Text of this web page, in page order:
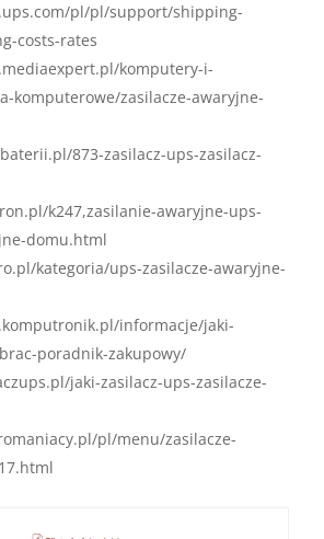
pl/pl/support/shipping-
costs-rates
komputery-i-
komputerowe/zasilacze-awaryjne-
873-zasilacz-ups-zasilacz-
k247,zasilanie-awaryjne-ups-
domu.html
kategoria/ups-zasilacze-awaryjne-
informacje/jaki-
poradnik-zakupowy/
jaki-zasilacz-ups-zasilacze-
pl/menu/zasilacze-